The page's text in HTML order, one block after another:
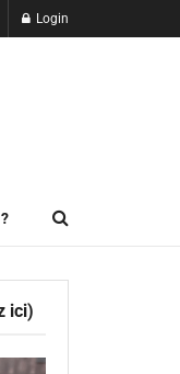
Login
ici)